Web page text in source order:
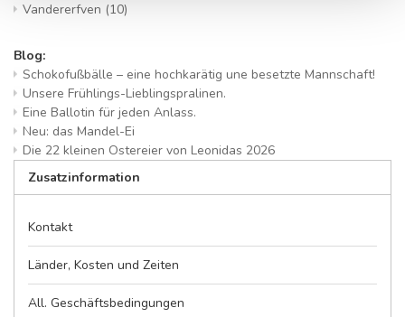
Vandererfven (10)
Blog:
Schokofußbälle – eine hochkarätig une besetzte Mannschaft!
Unsere Frühlings-Lieblingspralinen.
Eine Ballotin für jeden Anlass.
Neu: das Mandel-Ei
Die 22 kleinen Ostereier von Leonidas 2026
Zusatzinformation
Kontakt
Länder, Kosten und Zeiten
All. Geschäftsbedingungen